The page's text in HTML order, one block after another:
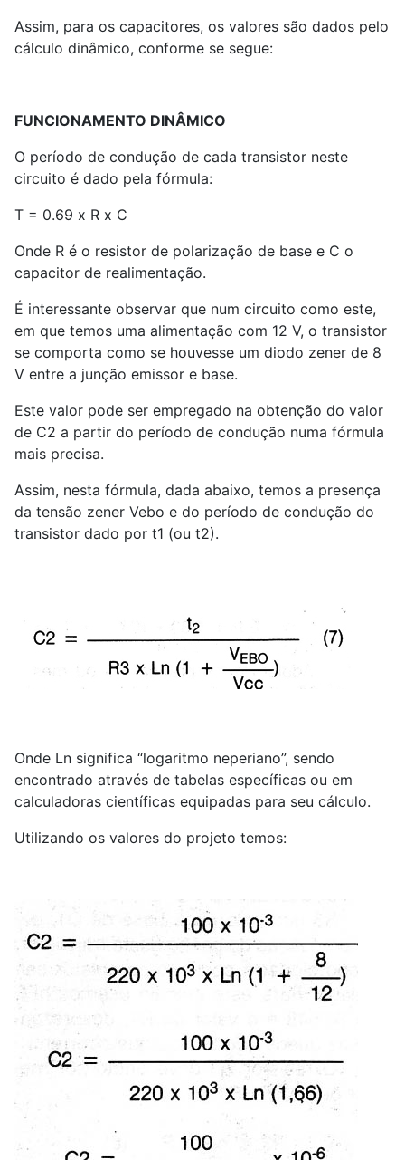
Assim, para os capacitores, os valores são dados pelo
cálculo dinâmico, conforme se segue:
FUNCIONAMENTO DINÂMICO
O período de condução de cada transistor neste
circuito é dado pela fórmula:
T = 0.69 x R x C
Onde R é o resistor de polarização de base e C o
capacitor de realimentação.
É interessante observar que num circuito como este,
em que temos uma alimentação com 12 V, o transistor
se comporta como se houvesse um diodo zener de 8
V entre a junção emissor e base.
Este valor pode ser empregado na obtenção do valor
de C2 a partir do período de condução numa fórmula
mais precisa.
Assim, nesta fórmula, dada abaixo, temos a presença
da tensão zener Vebo e do período de condução do
transistor dado por t1 (ou t2).
Onde Ln significa “logaritmo neperiano”, sendo
encontrado através de tabelas específicas ou em
calculadoras científicas equipadas para seu cálculo.
Utilizando os valores do projeto temos: